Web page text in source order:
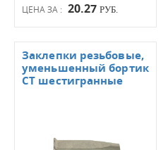
ЦЕНА ЗА : 20.27 РУБ.
Заклепки резьбовые,
уменьшенный бортик
СТ шестигранные